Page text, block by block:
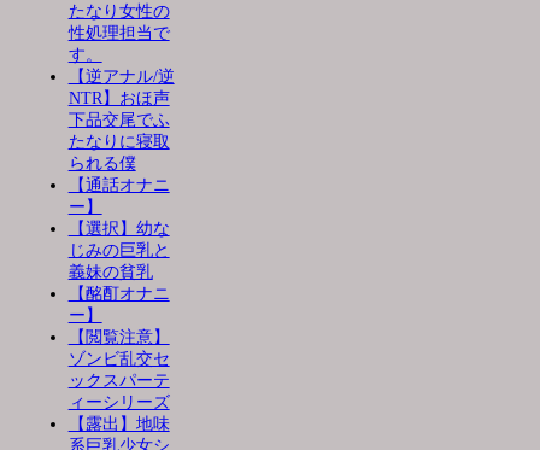
たなり女性の
性処理担当で
す。
【逆アナル/逆
NTR】おほ声
下品交尾でふ
たなりに寝取
られる僕
【通話オナニ
ー】
【選択】幼な
じみの巨乳と
義妹の貧乳
【酩酊オナニ
ー】
【閲覧注意】
ゾンビ乱交セ
ックスパーテ
ィーシリーズ
【露出】地味
系巨乳少女シ